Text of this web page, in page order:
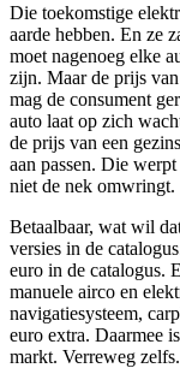
Die toekomstige
aarde hebben. En ze
moet nagenoeg elke
zijn. Maar de prijs
mag de consument
auto laat op zich
de prijs van een
aan passen. Die
niet de nek omwringt.
Betaalbaar, wat wil
versies in de
euro in de catalogus.
manuele airco en
navigatiesysteem,
euro extra. Daarmee
markt. Verreweg zelfs.